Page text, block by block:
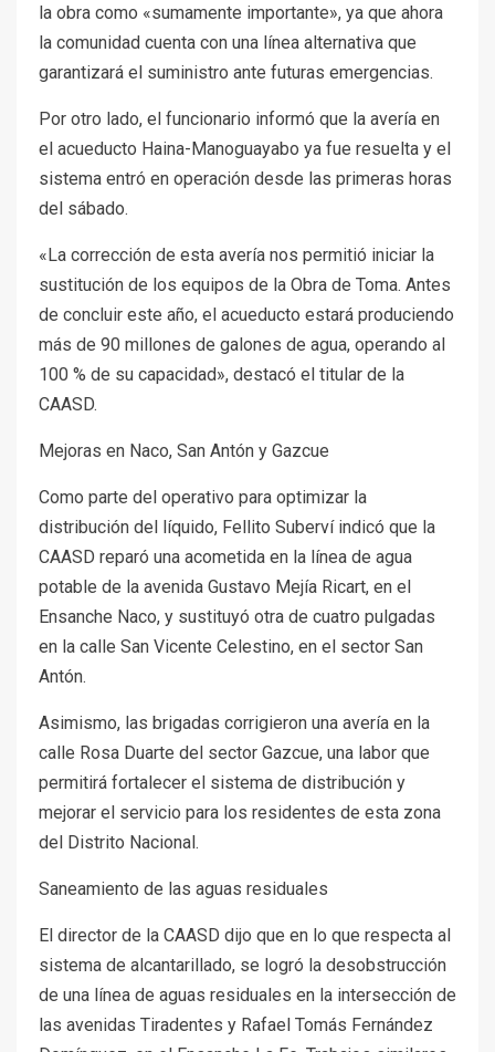
la obra como «sumamente importante», ya que ahora
la comunidad cuenta con una línea alternativa que
garantizará el suministro ante futuras emergencias.
Por otro lado, el funcionario informó que la avería en
el acueducto Haina-Manoguayabo ya fue resuelta y el
sistema entró en operación desde las primeras horas
del sábado.
«La corrección de esta avería nos permitió iniciar la
sustitución de los equipos de la Obra de Toma. Antes
de concluir este año, el acueducto estará produciendo
más de 90 millones de galones de agua, operando al
100 % de su capacidad», destacó el titular de la
CAASD.
Mejoras en Naco, San Antón y Gazcue
Como parte del operativo para optimizar la
distribución del líquido, Fellito Suberví indicó que la
CAASD reparó una acometida en la línea de agua
potable de la avenida Gustavo Mejía Ricart, en el
Ensanche Naco, y sustituyó otra de cuatro pulgadas
en la calle San Vicente Celestino, en el sector San
Antón.
Asimismo, las brigadas corrigieron una avería en la
calle Rosa Duarte del sector Gazcue, una labor que
permitirá fortalecer el sistema de distribución y
mejorar el servicio para los residentes de esta zona
del Distrito Nacional.
Saneamiento de las aguas residuales
El director de la CAASD dijo que en lo que respecta al
sistema de alcantarillado, se logró la desobstrucción
de una línea de aguas residuales en la intersección de
las avenidas Tiradentes y Rafael Tomás Fernández